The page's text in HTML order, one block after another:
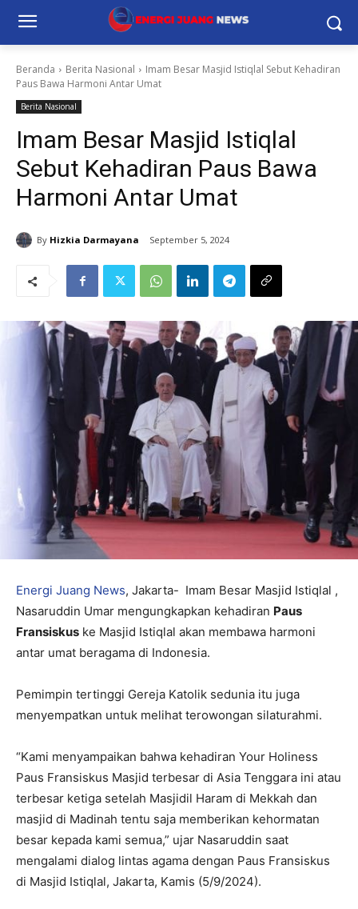
Beranda Berita Nasional
Imam Besar Masjid Istiqlal Sebut Kehadiran
Paus Bawa Harmoni Antar Umat
Berita Nasional
Imam Besar Masjid Istiqlal
Sebut Kehadiran Paus Bawa
Harmoni Antar Umat
By Hizkia Darmayana September 5, 2024
Energi Juang News, Jakarta- Imam Besar Masjid Istiqlal ,
Nasaruddin Umar mengungkapkan kehadiran Paus
Fransiskus ke Masjid Istiqlal akan membawa harmoni
antar umat beragama di Indonesia.
Pemimpin tertinggi Gereja Katolik sedunia itu juga
menyempatkan untuk melihat terowongan silaturahmi.
“Kami menyampaikan bahwa kehadiran Your Holiness
Paus Fransiskus Masjid terbesar di Asia Tenggara ini atau
terbesar ketiga setelah Masjidil Haram di Mekkah dan
masjid di Madinah tentu saja memberikan kehormatan
besar kepada kami semua,” ujar Nasaruddin saat
mengalami dialog lintas agama dengan Paus Fransiskus
di Masjid Istiqlal, Jakarta, Kamis (5/9/2024).